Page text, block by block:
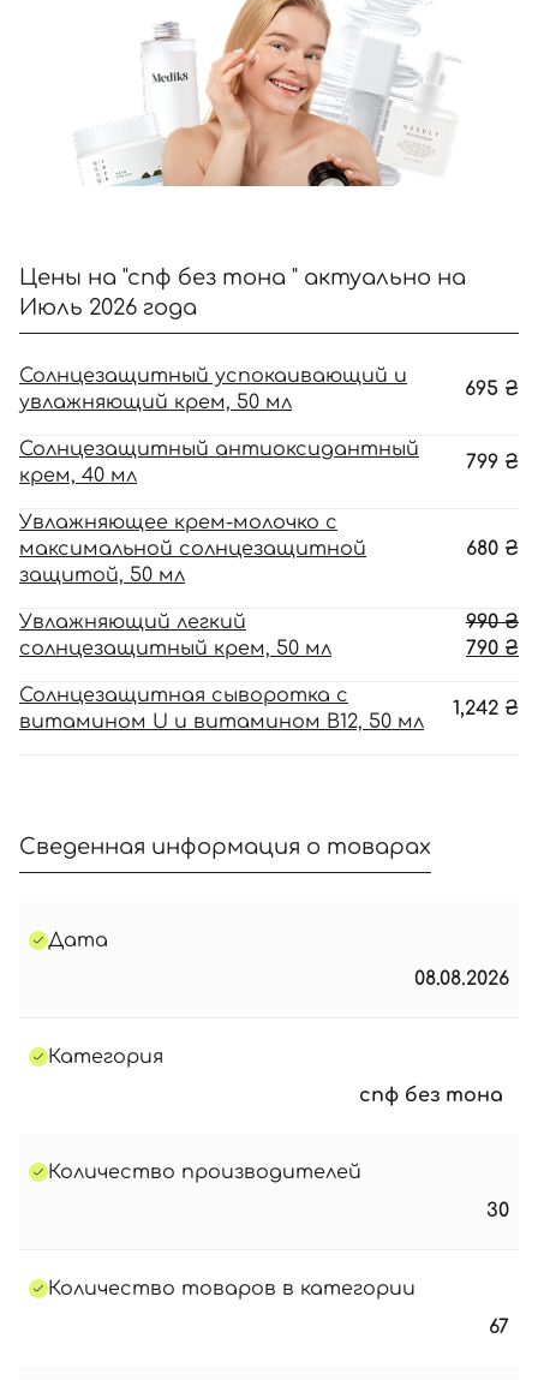
Цены на "спф без тона " актуально на
Июль 2026 года
Солнцезащитный успокаивающий и
увлажняющий крем, 50 мл
695 ₴
Солнцезащитный антиоксидантный
крем, 40 мл
799 ₴
Увлажняющее крем-молочко с
максимальной солнцезащитной
защитой, 50 мл
680 ₴
Увлажняющий легкий
солнцезащитный крем, 50 мл
990₴
790 ₴
Солнцезащитная сыворотка с
витамином U и витамином В12, 50 мл
1,242 ₴
Сведенная информация о товарах
Дата
08.08.2026
Категория
спф без тона
Количество производителей
30
Количество товаров в категории
67